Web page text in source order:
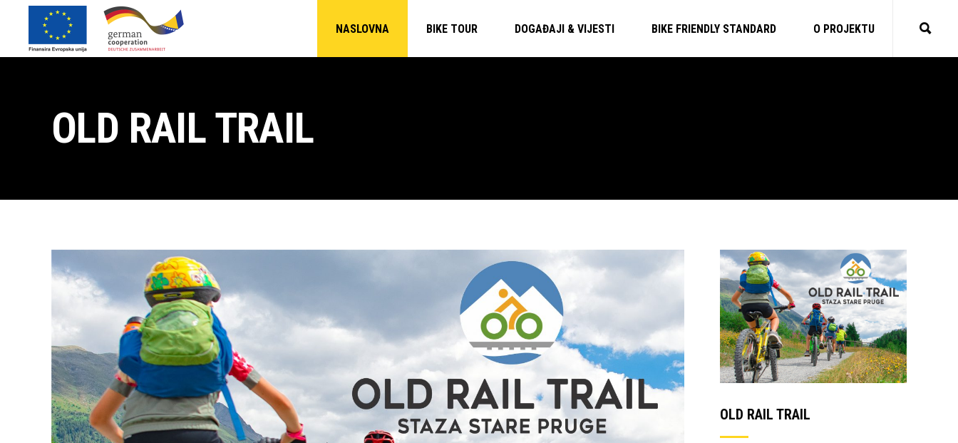
NASLOVNA BIKE TOUR DOGAĐAJI & VIJESTI BIKE FRIENDLY STANDARD O PROJEKTU
OLD RAIL TRAIL
OLD RAIL TRAIL